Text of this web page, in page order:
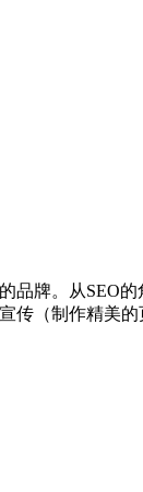
品牌。从SEO
传（制作精美